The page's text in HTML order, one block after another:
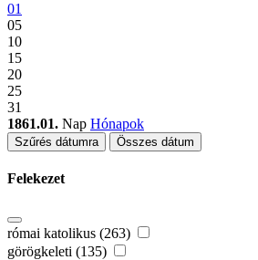
01
05
10
15
20
25
31
1861.01. Nap Hónapok
Szűrés dátumra Összes dátum
Felekezet
római katolikus (263)
görögkeleti (135)